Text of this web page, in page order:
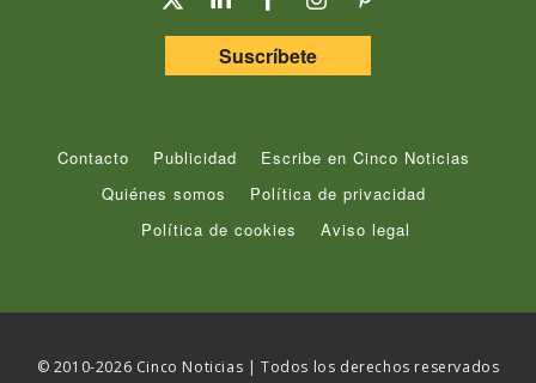
Suscríbete
Contacto Publicidad
Escribe en Cinco Noticias
Quiénes somos
Política de privacidad
Política de cookies
Aviso legal
© 2010-2026 Cinco Noticias | Todos los derechos reservados